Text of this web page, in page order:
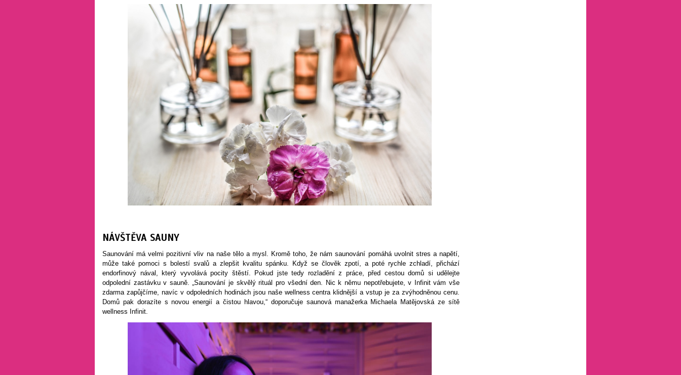
NÁVŠTĚVA SAUNY
Saunování má velmi pozitivní vliv na naše tělo a mysl. Kromě toho, že nám saunování pomáhá uvolnit stres a napětí,
může také pomoci s bolestí svalů a zlepšit kvalitu spánku. Když se člověk zpotí, a poté rychle zchladí, přichází
endorfinový nával, který vyvolává pocity štěstí. Pokud jste tedy rozladění z práce, před cestou domů si udělejte
odpolední zastávku v sauně. „Saunování je skvělý rituál pro všední den. Nic k němu nepotřebujete, v Infinit vám vše
zdarma zapůjčíme, navíc v odpoledních hodinách jsou naše wellness centra klidnější a vstup je za zvýhodněnou cenu.
Domů pak dorazíte s novou energií a čistou hlavou,“ doporučuje saunová manažerka Michaela Matějovská ze sítě
wellness Infinit.